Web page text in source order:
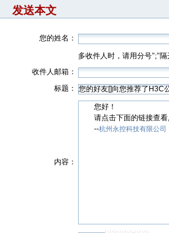
发送本文
您的姓名：
多收件人时，请用分号";"隔
收件人邮箱：
标题：
内容：
您好！
请点击下面的链接查看,
--杭州永控科技有限公司